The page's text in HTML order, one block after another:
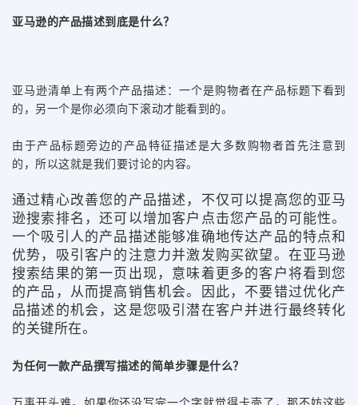
亚马逊的产品描述到底是什么？
亚马逊清单上有两个产品描述：一个是购物者在产品标题下看到
的，另一个是你必须向下滚动才能看到的。
由于产品标题旁边的产品特征描述是大多数购物者首先注意到
的，所以这就是我们要讨论的内容。
通过精心改善您的产品描述，不仅可以提高您的亚马
逊搜索排名，还可以增加客户点击您产品的可能性。
一个吸引人的产品描述能够准确地传达产品的特点和
优势，吸引客户的注意力并激发购买欲望。在亚马逊
搜索结果的第一页出现，意味着更多的客户将看到您
的产品，从而提高销售机会。因此，不要错过优化产
品描述的机会，这是您吸引潜在客户并进行最终转化
的关键所在。
为任何一款产品撰写描述的简单步骤是什么？